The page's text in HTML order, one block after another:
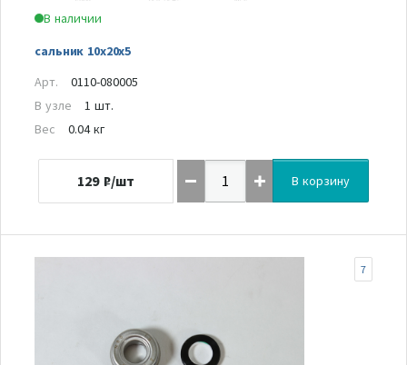
В наличии
сальник 10х20х5
Арт.
0110-080005
В узле
1 шт.
Вес
0.04 кг
129 ₽/шт В корзину
7